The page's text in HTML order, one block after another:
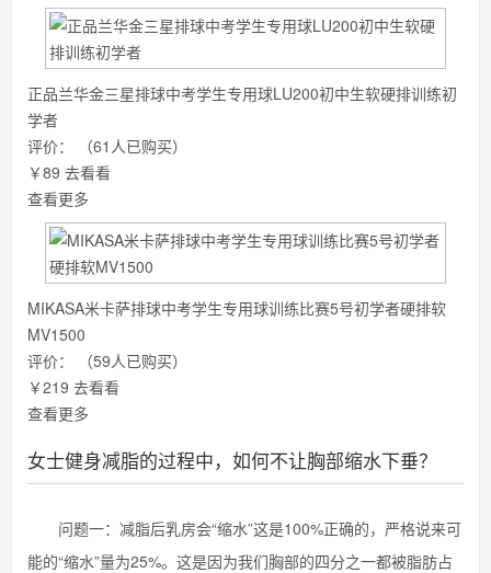
正品兰华金三星排球中考学生专用球LU200初中生软硬排训练初
学者
评价：
（61人已购买）
￥89 去看看
查看更多
MIKASA米卡萨排球中考学生专用球训练比赛5号初学者硬排软
MV1500
评价：
（59人已购买）
￥219 去看看
查看更多
女士健身减脂的过程中，如何不让胸部缩水下垂？
问题一：减脂后乳房会“缩水”这是100%正确的，严格说来可
能的“缩水”量为25%。这是因为我们胸部的四分之一都被脂肪占